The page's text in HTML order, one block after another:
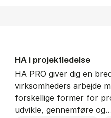
HA i pro­jekt­le­del­se
HA PRO giver dig en
virksomheders arbejde
forskellige former for
udvikle, gennemføre